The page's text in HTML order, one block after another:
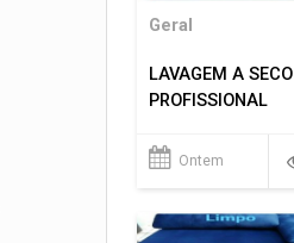
Geral
LAVAGEM A SECO
PROFISSIONAL
Ontem